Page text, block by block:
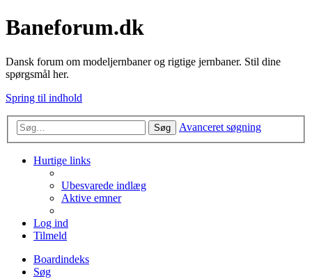
Baneforum.dk
Dansk forum om modeljernbaner og rigtige jernbaner. Stil dine
spørgsmål her.
Spring til indhold
Søg Avanceret søgning
Hurtige links
Ubesvarede indlæg
Aktive emner
Log ind
Tilmeld
Boardindeks
Søg